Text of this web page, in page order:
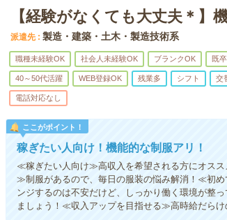
【経験がなくても大丈夫＊】
派遣先 製造・建築・土木・製造技術系
職種未経験OK 社会人未経験OK ブランクOK 既
40～50代活躍 WEB登録OK 残業多 シフト 交
電話対応なし
ここがポイント！
稼ぎたい人向け！機能的な制服アリ！
≪稼ぎたい人向け≫高収入を希望される方にオス
≫制服があるので、毎日の服装の悩み解消！≪初
ンジするのは不安だけど、しっかり働く環境が整
ましょう！≪収入アップを目指せる≫高時給だらけ